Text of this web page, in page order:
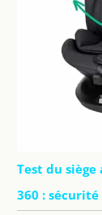
Test du
360 :